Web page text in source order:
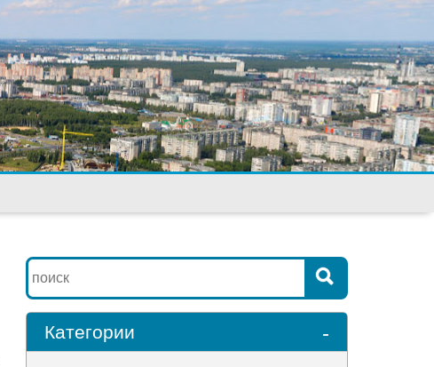
Категории -